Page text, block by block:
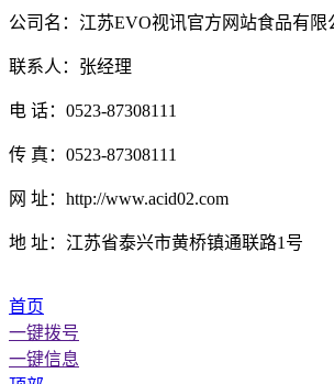
公司名：江苏EVO视讯官方网站食品有限
联系人：张经理
电 话：0523-87308111
传 真：0523-87308111
网 址：http://www.acid02.com
地 址：江苏省泰兴市黄桥镇通联路1号
首页
一键拨号
一键信息